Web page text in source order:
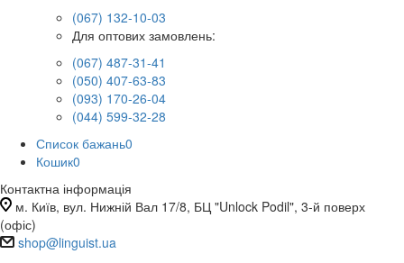
(067) 132-10-03
Для оптових замовлень:
(067) 487-31-41
(050) 407-63-83
(093) 170-26-04
(044) 599-32-28
Список бажань0
Кошик0
Контактна інформація
м. Київ, вул. Нижній Вал 17/8, БЦ "Unlock Podil", 3-й поверх
(офіс)
shop@linguist.ua